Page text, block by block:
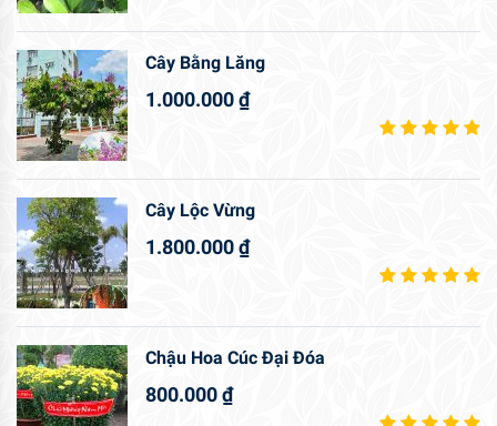
Cây Bằng Lăng
1.000.000₫
Cây Lộc Vừng
1.800.000₫
Chậu Hoa Cúc Đại Đóa
800.000₫